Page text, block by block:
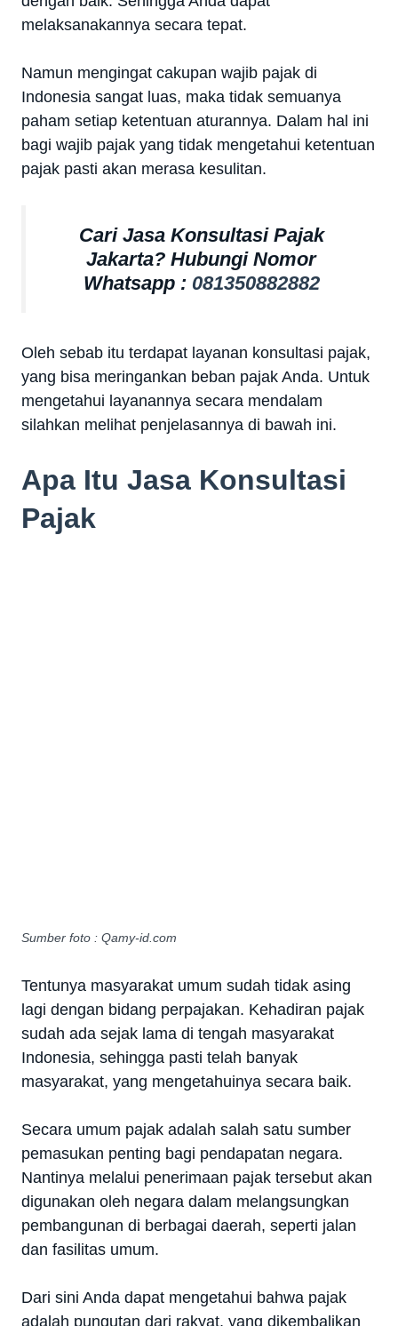
melaksanakannya secara tepat.
Namun mengingat cakupan wajib pajak di
Indonesia sangat luas, maka tidak semuanya
paham setiap ketentuan aturannya. Dalam hal ini
bagi wajib pajak yang tidak mengetahui ketentuan
pajak pasti akan merasa kesulitan.
Cari Jasa Konsultasi Pajak
Jakarta? Hubungi Nomor
Whatsapp : 081350882882
Oleh sebab itu terdapat layanan konsultasi pajak,
yang bisa meringankan beban pajak Anda. Untuk
mengetahui layanannya secara mendalam
silahkan melihat penjelasannya di bawah ini.
Apa Itu Jasa Konsultasi
Pajak
Sumber foto : Qamy-id.com
Tentunya masyarakat umum sudah tidak asing
lagi dengan bidang perpajakan. Kehadiran pajak
sudah ada sejak lama di tengah masyarakat
Indonesia, sehingga pasti telah banyak
masyarakat, yang mengetahuinya secara baik.
Secara umum pajak adalah salah satu sumber
pemasukan penting bagi pendapatan negara.
Nantinya melalui penerimaan pajak tersebut akan
digunakan oleh negara dalam melangsungkan
pembangunan di berbagai daerah, seperti jalan
dan fasilitas umum.
Dari sini Anda dapat mengetahui bahwa pajak
adalah pungutan dari rakyat, yang dikembalikan